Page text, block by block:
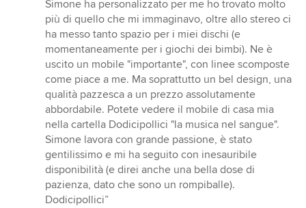
Simone ha personalizzato per me ho trovato molto
più di quello che mi immaginavo, oltre allo stereo ci
ha messo tanto spazio per i miei dischi (e
momentaneamente per i giochi dei bimbi). Ne è
uscito un mobile "importante", con linee scomposte
come piace a me. Ma soprattutto un bel design, una
qualità pazzesca a un prezzo assolutamente
abbordabile. Potete vedere il mobile di casa mia
nella cartella Dodicipollici "la musica nel sangue".
Simone lavora con grande passione, è stato
gentilissimo e mi ha seguito con inesauribile
disponibilità (e direi anche una bella dose di
pazienza, dato che sono un rompiballe).
Dodicipollici”